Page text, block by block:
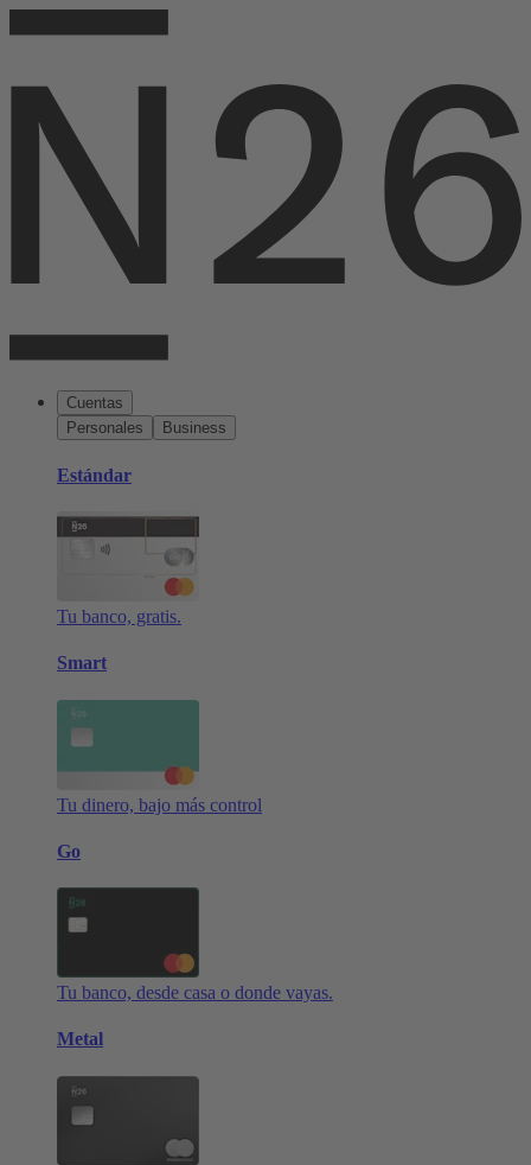
Cuentas
Personales
Business
Estándar
Tu banco, gratis.
Smart
Tu dinero, bajo más control
Go
Tu banco, desde casa o donde vayas.
Metal